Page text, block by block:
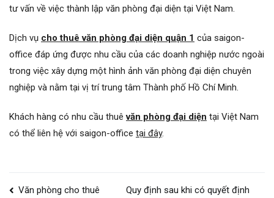
tư vấn về việc thành lập văn phòng đại diện tại Việt Nam.
Dịch vụ cho thuê văn phòng đại diện quận 1 của saigon-
office đáp ứng được nhu cầu của các doanh nghiệp nước ngoài
trong việc xây dựng một hình ảnh văn phòng đại diện chuyên
nghiệp và nằm tại vị trí trung tâm Thành phố Hồ Chí Minh.
Khách hàng có nhu cầu thuê văn phòng đại diện tại Việt Nam
có thể liên hệ với saigon-office tại đây.
Điều
Văn phòng cho thuê
Quy định sau khi có quyết định